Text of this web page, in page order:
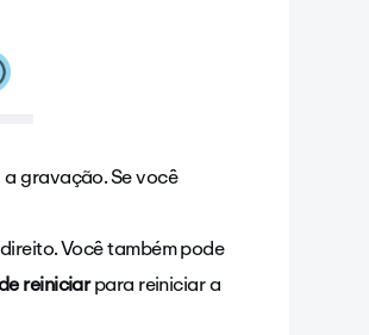
gravação. Se você
Você também pode
reiniciarpara reiniciar a